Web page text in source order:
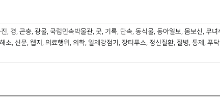
, 경, 곤충, 광물, 국립민속박물관, 굿, 기록, 단속, 동식물, 동아일보, 몸보신, 무녀
소, 신문, 웹지 , 의료행위 , 의학, 일제강점기 , 장티푸스, 정신질환, 질병, 통제 , 푸닥